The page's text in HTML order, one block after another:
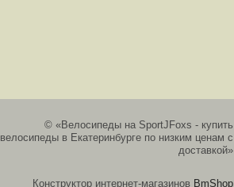
© «Велосипеды на SportJFoxs - купить
велосипеды в Екатеринбурге по низким ценам с
доставкой»
Конструктор интернет-магазинов BmShop